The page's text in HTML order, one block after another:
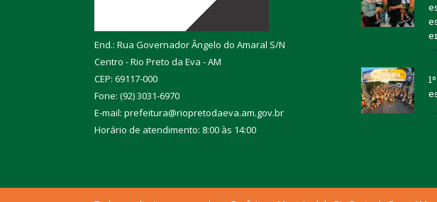
End.: Rua Governador Ângelo do Amaral S/N
Centro - Rio Preto da Eva - AM
CEP: 69117-000
Fone: (92) 3031-6970
E-mail: prefeitura@riopretodaeva.am.gov.br
Horário de atendimento: 8:00 às 14:00